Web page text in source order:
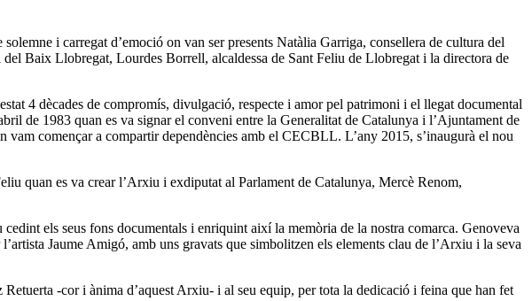
i carregat d’emoció on van ser presents Natàlia Garriga, consellera de cultura del
Baix Llobregat, Lourdes Borrell, alcaldessa de Sant Feliu de Llobregat i la directora de
4 dècades de compromís, divulgació, respecte i amor pel patrimoni i el llegat documental
de 1983 quan es va signar el conveni entre la Generalitat de Catalunya i l’Ajuntament de
començar a compartir dependències amb el CECBLL. L’any 2015, s’inaugurà el nou
quan es va crear l’Arxiu i exdiputat al Parlament de Catalunya, Mercè Renom,
els seus fons documentals i enriquint així la memòria de la nostra comarca. Genoveva
Jaume Amigó, amb uns gravats que simbolitzen els elements clau de l’Arxiu i la seva
-cor i ànima d’aquest Arxiu- i al seu equip, per tota la dedicació i feina que han fet